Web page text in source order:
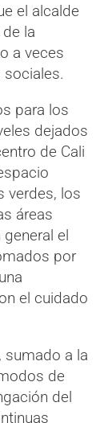
el alcalde
la
a veces
sociales.
para los
dejados
de Cali
verdes, los
áreas
el
por
el cuidado
sumado a la
de
del